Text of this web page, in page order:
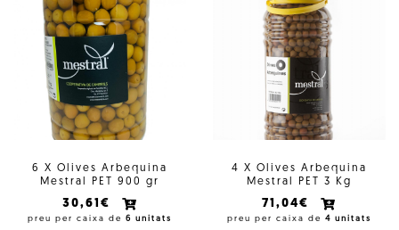
6 X Olives Arbequina
Mestral PET 900 gr
30,61€
preu per caixa de 6 unitats
4 X Olives Arbequina
Mestral PET 3 Kg
71,04€
preu per caixa de 4 unitats